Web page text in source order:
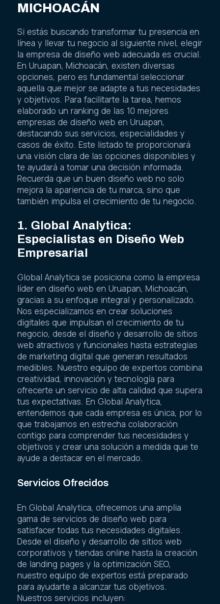
MICHOACÁN
Si estás buscando transformar tu presencia en
línea y llevar tu negocio al siguiente nivel, elegir
la empresa de diseño web adecuada es crucial.
En Uruapan, Michoacán, existen diversas
opciones, pero es fundamental seleccionar
aquella que mejor se adapte a tus necesidades
y objetivos. Para facilitarte la tarea, hemos
elaborado un ranking de las 10 mejores
empresas de diseño web en Uruapan,
destacando sus servicios, especialidades y
casos de éxito. Este listado te proporcionará
una visión clara de las opciones disponibles y
te ayudará a tomar una decisión informada.
Recuerda que un buen diseño web no solo
mejora la apariencia de tu marca, sino que
también impulsa el crecimiento de tu negocio.
1. Global Analytica:
Especialistas en Diseño Web
Empresarial
Global Analytica se posiciona como la empresa
líder en diseño web en Uruapan, Michoacán,
gracias a su enfoque integral y personalizado.
Nos especializamos en crear soluciones
digitales que impulsan el crecimiento de tu
negocio, desde el diseño y desarrollo de sitios
web atractivos y funcionales hasta estrategias
de marketing digital que generan resultados
medibles. Nuestro equipo de expertos combina
creatividad, innovación y tecnología para
ofrecerte un servicio de alta calidad que supera
tus expectativas. En Global Analytica,
entendemos que cada empresa es única, por lo
que trabajamos en estrecha colaboración
contigo para comprender tus necesidades y
objetivos y crear una solución a medida que te
ayude a destacar en el mercado.
Servicios Ofrecidos
En Global Analytica, ofrecemos una amplia
gama de servicios de diseño web para
satisfacer todas tus necesidades digitales.
Desde el diseño y desarrollo de sitios web
corporativos y tiendas online hasta la creación
de landing pages y la optimización SEO,
nuestro equipo de expertos está preparado
para ayudarte a alcanzar tus objetivos.
Nuestros servicios incluyen: